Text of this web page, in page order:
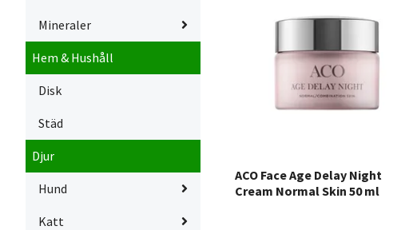
Mineraler
Hem & Hushåll
Disk
Städ
Djur
Hund
Katt
ACO Face Age Delay Night
Cream Normal Skin 50 ml